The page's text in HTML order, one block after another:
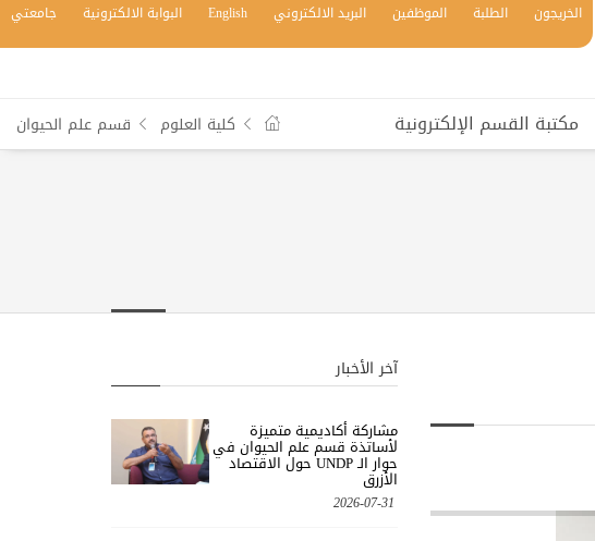
الخريجون الطلبة الموظفين البريد الالكتروني English البوابة الالكترونية جامعتي
مكتبة القسم الإلكترونية كلية العلوم قسم علم الحيوان
آخر الأخبار
مشاركة أكاديمية متميزة
لأساتذة قسم علم الحيوان في
حوار الـ UNDP حول الاقتصاد
الأزرق
2026-07-31